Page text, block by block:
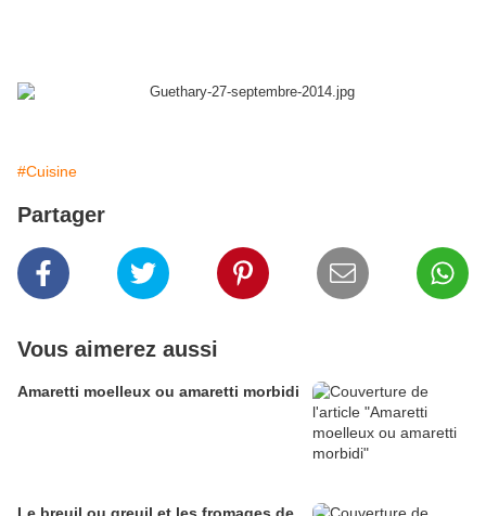
#Cuisine
Partager
Vous aimerez aussi
Amaretti moelleux ou amaretti morbidi